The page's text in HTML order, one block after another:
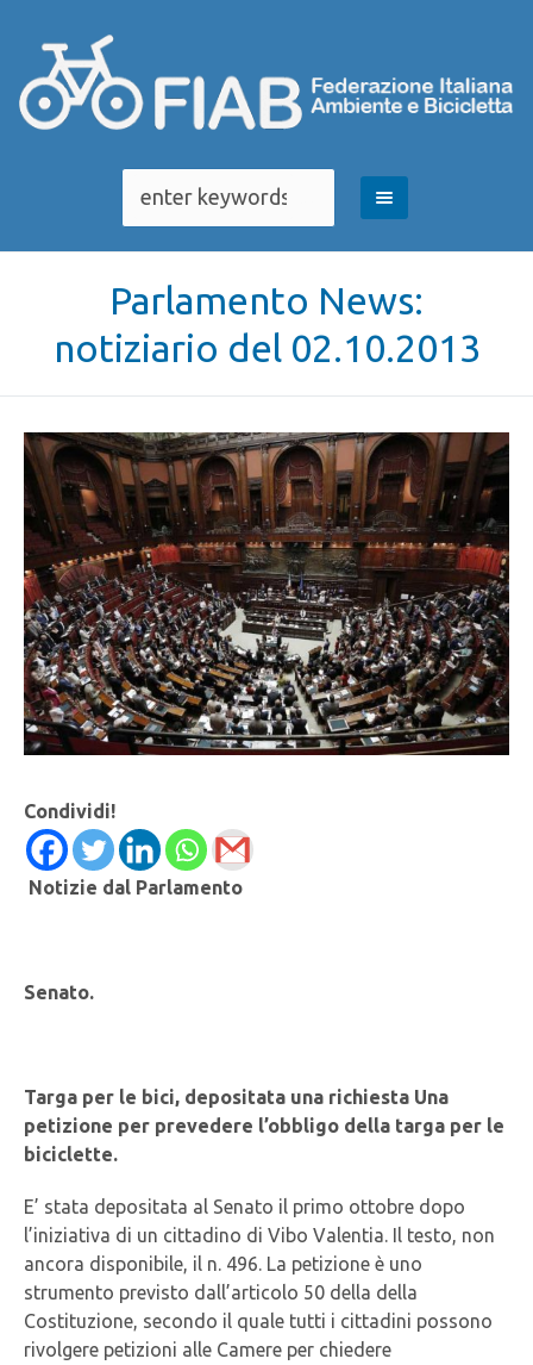
Parlamento News:
notiziario del 02.10.2013
Condividi!
Notizie dal Parlamento
Senato.
Targa per le bici, depositata una richiesta Una
petizione per prevedere l’obbligo della targa per le
biciclette.
E’ stata depositata al Senato il primo ottobre dopo
l’iniziativa di un cittadino di Vibo Valentia. Il testo, non
ancora disponibile, il n. 496. La petizione è uno
strumento previsto dall’articolo 50 della della
Costituzione, secondo il quale tutti i cittadini possono
rivolgere petizioni alle Camere per chiedere